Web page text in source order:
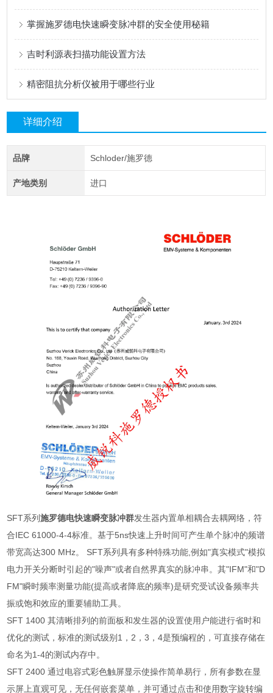
掌握施罗德电快速瞬变脉冲群的安全使用秘籍
吉时利源表扫描功能设置方法
精密阻抗分析仪被用于哪些行业
详细介绍
品牌 Schloder/施罗德
产地类别 进口
SFT系列施罗德电快速瞬变脉冲群发生器内置单相耦合去耦网络，符
合IEC 61000-4-4标准。基于5ns快速上升时间可产生单个脉冲的频谱
带宽高达300 MHz。 SFT系列具有多种特殊功能,例如"真实模式"模拟
电力开关分断时引起的"噪声"或者自然界真实的脉冲串。其"IFM"和"D
FM"瞬时频率测量功能(提高或者降底的频率)是研究受试设备频率共
振或饱和效应的重要辅助工具。
SFT 1400其清晰排列的前面板和发生器的设置使用户能进行省时和
优化的测试，标准的测试级别 1 ， 2 ，3 ，4是预编程的，可直接存储在
命名为1-4的测试内存中。
SFT 2400通过电容式彩色触屏显示使操作简单易行，所有参数在显
示屏上直观可见，无任何嵌套菜单，并可通过点击和使用数字旋转编